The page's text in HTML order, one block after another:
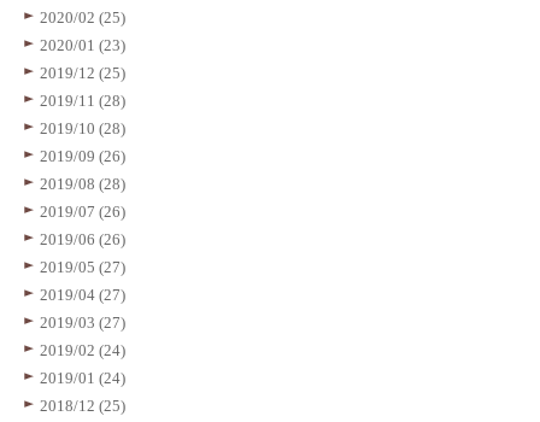
2020/02 (25)
2020/01 (23)
2019/12 (25)
2019/11 (28)
2019/10 (28)
2019/09 (26)
2019/08 (28)
2019/07 (26)
2019/06 (26)
2019/05 (27)
2019/04 (27)
2019/03 (27)
2019/02 (24)
2019/01 (24)
2018/12 (25)